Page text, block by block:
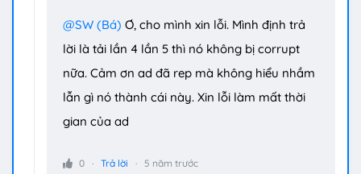
@SW (Bá) Ơ, cho mình xin lỗi. Mình định trả
lời là tải lần 4 lần 5 thì nó không bị corrupt
nữa. Cảm ơn ad đã rep mà không hiểu nhầm
lẫn gì nó thành cái này. Xin lỗi làm mất thời
gian của ad
0 Trả lời 5 năm trước